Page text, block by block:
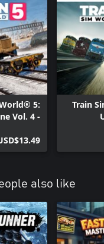
Train
5:
Vol. 4 -
also like